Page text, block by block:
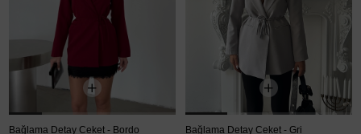
Bağlama Detay Ceket - Bordo Bağlama Detay Ceket - Gri